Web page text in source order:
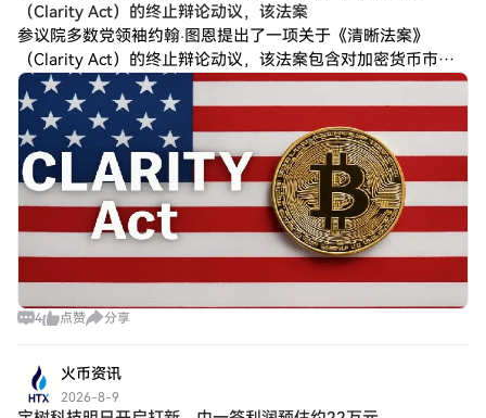
（Clarity Act）的终止辩论动议，该法案
参议院多数党领袖约翰·图恩提出了一项关于《清晰法案》
（Clarity Act）的终止辩论动议，该法案包含对加密货币市场
的全面监管。此举为国会议员结束八月休会后就该法案进行关
键的程序性投票铺平了道路。
4 点赞 分享
火币资讯
2026-8-9